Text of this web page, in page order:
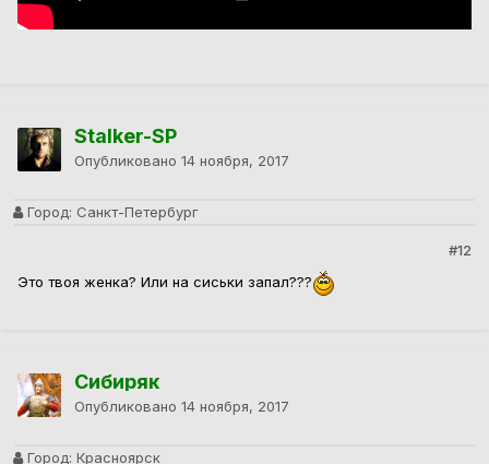
Stalker-SP
Опубликовано 14 ноября, 2017
Город: Санкт-Петербург
#12
Это твоя женка? Или на сиськи запал???
Сибиряк
Опубликовано 14 ноября, 2017
Город: Красноярск